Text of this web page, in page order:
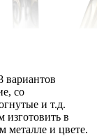
со
и т.д.
в
и цвете.